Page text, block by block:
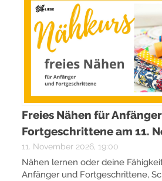
Freies Nähen für
Fortgeschrittene am 11.
11. November 2026, 19:00
Nähen lernen oder deine
Anfänger und Fortgeschrittene,